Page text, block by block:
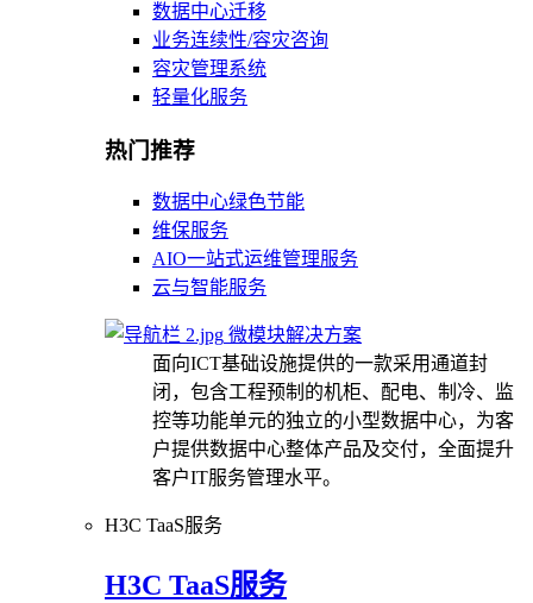
数据中心迁移
业务连续性/容灾咨询
容灾管理系统
轻量化服务
热门推荐
数据中心绿色节能
维保服务
AIO一站式运维管理服务
云与智能服务
微模块解决方案
面向ICT基础设施提供的一款采用通道封
闭，包含工程预制的机柜、配电、制冷、监
控等功能单元的独立的小型数据中心，为客
户提供数据中心整体产品及交付，全面提升
客户IT服务管理水平。
H3C TaaS服务
H3C TaaS服务